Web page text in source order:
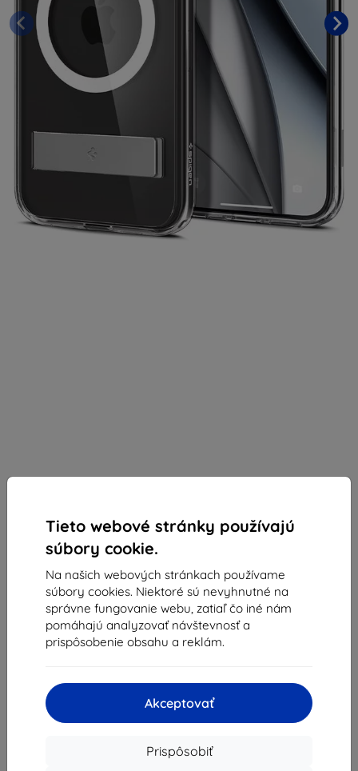
Tieto webové stránky používajú
súbory cookie.
Na našich webových stránkach používame
súbory cookies. Niektoré sú nevyhnutné na
správne fungovanie webu, zatiaľ čo iné nám
pomáhajú analyzovať návštevnosť a
prispôsobenie obsahu a reklám.
Akceptovať
Prispôsobiť
Spigen Ultra Hybrid S MagSafe, kryštálovo
priehľadný - iPhone 15 Pro Max (ACS06583)
Vhodné pre: Apple iPhone 15 Pro Max
Priehľadné ochranné púzdro s MagSafe krúžkom,
vystuženými rohmi, nárazuvzdorné, sklápací stojan a
kompatibilné s bezdrôtovým nabíjaním.